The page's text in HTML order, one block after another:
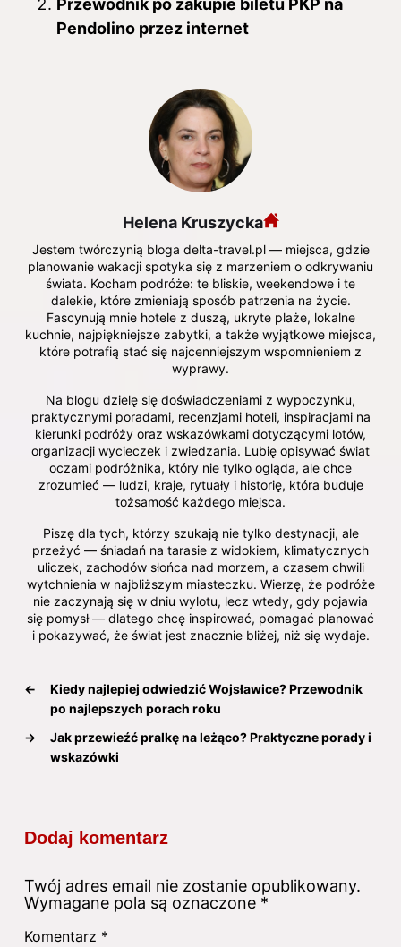
Przewodnik po zakupie biletu PKP na
Pendolino przez internet
Helena Kruszycka
Jestem twórczynią bloga delta-travel.pl — miejsca, gdzie
planowanie wakacji spotyka się z marzeniem o odkrywaniu
świata. Kocham podróże: te bliskie, weekendowe i te
dalekie, które zmieniają sposób patrzenia na życie.
Fascynują mnie hotele z duszą, ukryte plaże, lokalne
kuchnie, najpiękniejsze zabytki, a także wyjątkowe miejsca,
które potrafią stać się najcenniejszym wspomnieniem z
wyprawy.
Na blogu dzielę się doświadczeniami z wypoczynku,
praktycznymi poradami, recenzjami hoteli, inspiracjami na
kierunki podróży oraz wskazówkami dotyczącymi lotów,
organizacji wycieczek i zwiedzania. Lubię opisywać świat
oczami podróżnika, który nie tylko ogląda, ale chce
zrozumieć — ludzi, kraje, rytuały i historię, która buduje
tożsamość każdego miejsca.
Piszę dla tych, którzy szukają nie tylko destynacji, ale
przeżyć — śniadań na tarasie z widokiem, klimatycznych
uliczek, zachodów słońca nad morzem, a czasem chwili
wytchnienia w najbliższym miasteczku. Wierzę, że podróże
nie zaczynają się w dniu wylotu, lecz wtedy, gdy pojawia
się pomysł — dlatego chcę inspirować, pomagać planować
i pokazywać, że świat jest znacznie bliżej, niż się wydaje.
←
Kiedy najlepiej odwiedzić Wojsławice? Przewodnik
po najlepszych porach roku
→
Jak przewieźć pralkę na leżąco? Praktyczne porady i
wskazówki
Dodaj komentarz
Twój adres email nie zostanie opublikowany.
Wymagane pola są oznaczone *
Komentarz *